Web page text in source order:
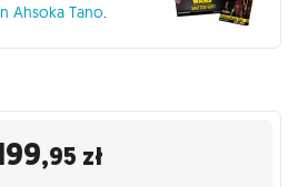
Ahsoka Tano.
,95 zł